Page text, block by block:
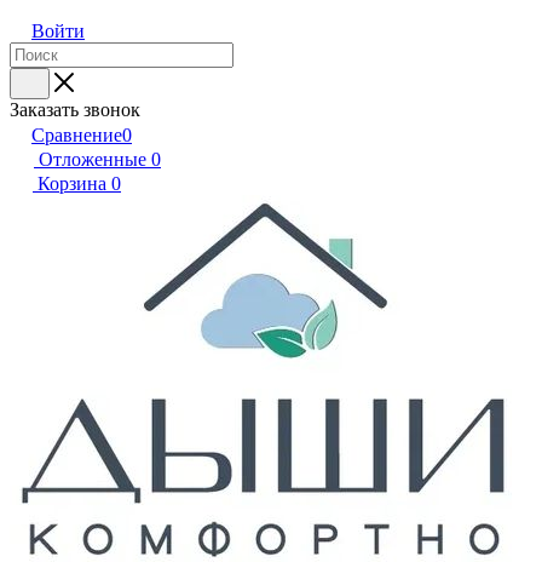
Войти
Заказать звонок
Сравнение0
Отложенные 0
Корзина 0